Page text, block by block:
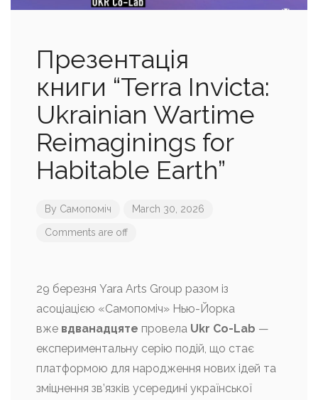
Презентація
книги “Terra Invicta:
Ukrainian Wartime
Reimaginings for
Habitable Earth”
By Самопоміч March 30, 2026
Comments are off
29 березня Yara Arts Group разом із
асоціацією «Самопоміч» Нью-Йорка
вже вдванадцяте провела Ukr Co-Lab —
експериментальну серію подій, що стає
платформою для народження нових ідей та
зміцнення зв’язків усередині української